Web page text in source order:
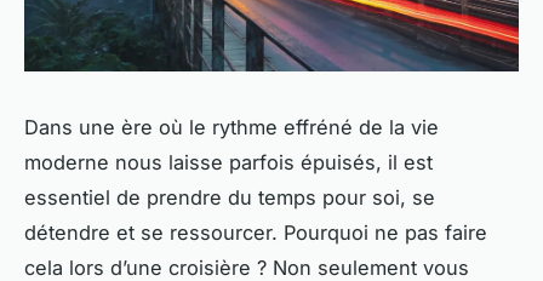
Dans une ère où le rythme effréné de la vie
moderne nous laisse parfois épuisés, il est
essentiel de prendre du temps pour soi, se
détendre et se ressourcer. Pourquoi ne pas faire
cela lors d’une croisière ? Non seulement vous